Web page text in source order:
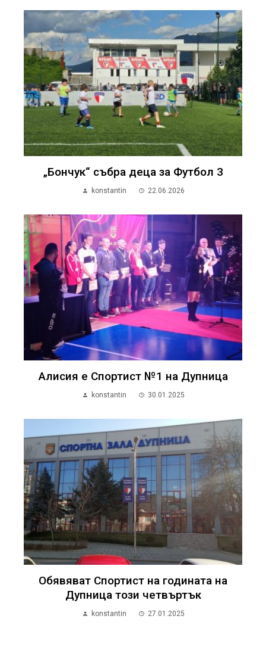
„Бончук“ събра деца за Футбол 3
konstantin 22.06.2026
Алисия е Спортист №1 на Дупница
konstantin 30.01.2025
Обявяват Спортист на годината на
Дупница този четвъртък
konstantin 27.01.2025